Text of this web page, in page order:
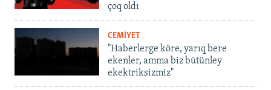
çoq oldı
CEMİYET
"Haberlerge köre, yarıq bere
ekenler, amma biz bütünley
ekektriksizmiz"